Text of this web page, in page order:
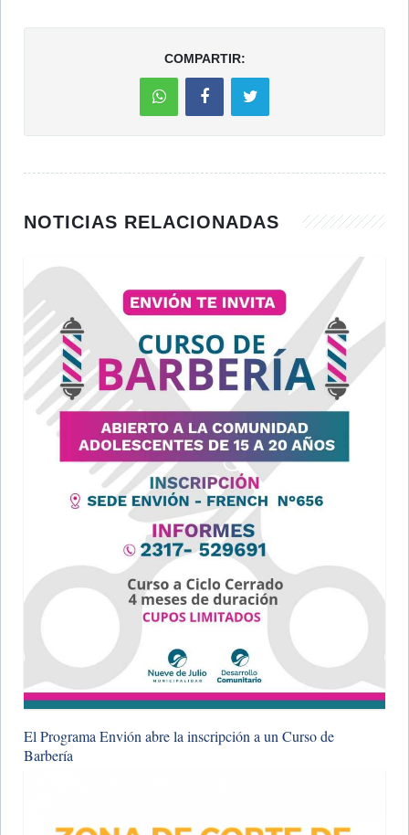
COMPARTIR:
NOTICIAS RELACIONADAS
El Programa Envión abre la inscripción a un Curso de
Barbería